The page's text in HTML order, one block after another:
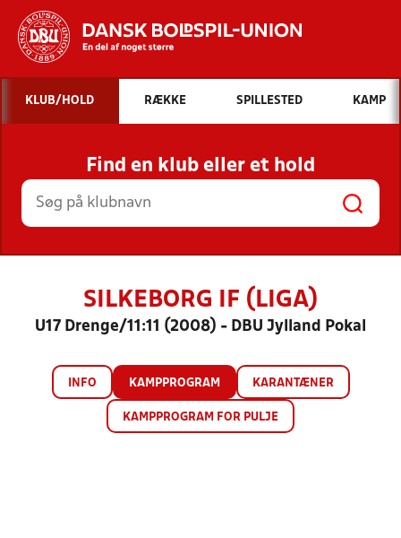
Hvad vil du søge efter?
INDHOLD OG NYHEDER
STILLINGER, RESULTATER, KLUBBER OG
HOLD
KLUB/HOLD RÆKKE SPILLESTED KAMP
Find en klub eller et hold
SILKEBORG IF (LIGA)
U17 Drenge/11:11 (2008) - DBU Jylland Pokal
INFO KAMPPROGRAM KARANTÆNER
KAMPPROGRAM FOR PULJE